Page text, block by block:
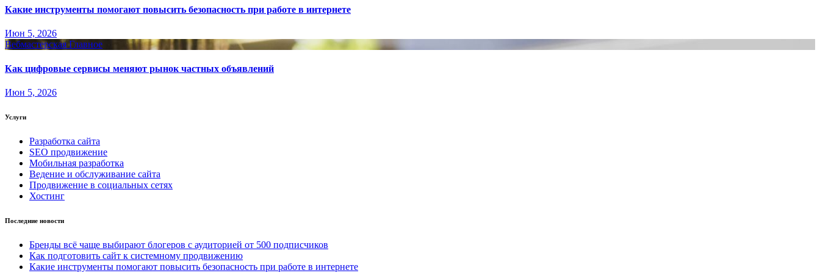
Какие инструменты помогают повысить безопасность при работе в интернете
Июн 5, 2026
Вебмастерская Главное
Как цифровые сервисы меняют рынок частных объявлений
Июн 5, 2026
Услуги
Разработка сайта
SEO продвижение
Мобильная разработка
Ведение и обслуживание сайта
Продвижение в социальных сетях
Хостинг
Последние новости
Бренды всё чаще выбирают блогеров с аудиторией от 500 подписчиков
Как подготовить сайт к системному продвижению
Какие инструменты помогают повысить безопасность при работе в интернете